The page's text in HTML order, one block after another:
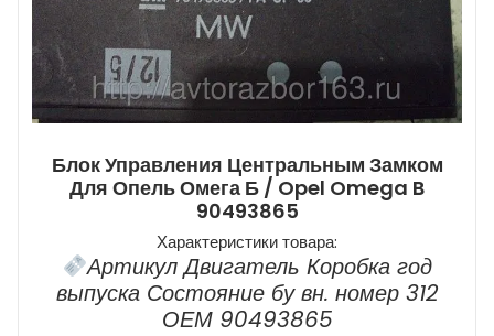
Блок Управления Центральным Замком
Для Опель Омега Б / Opel Omega B
90493865
Характеристики товара:
Артикул Двигатель Коробка год
выпуска Состояние бу вн. номер 312
ОЕМ 90493865